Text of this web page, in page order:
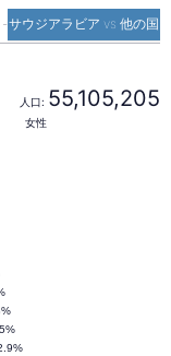
-サウジアラビア vs 他の国
人口: 55,105,205
女性